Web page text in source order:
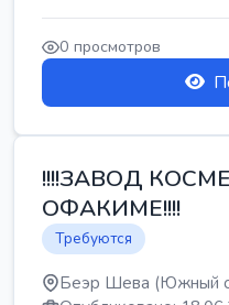
0 просмотров
!!!!ЗАВОД
ОФАКИМЕ!!!!
Требуются
Беэр Шева (Южный